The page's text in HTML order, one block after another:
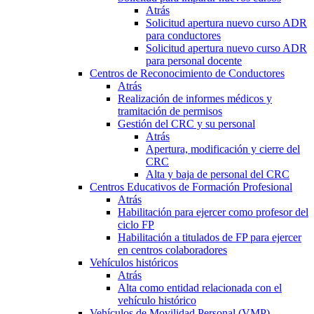
Atrás
Solicitud apertura nuevo curso ADR
para conductores
Solicitud apertura nuevo curso ADR
para personal docente
Centros de Reconocimiento de Conductores
Atrás
Realización de informes médicos y
tramitación de permisos
Gestión del CRC y su personal
Atrás
Apertura, modificación y cierre del
CRC
Alta y baja de personal del CRC
Centros Educativos de Formación Profesional
Atrás
Habilitación para ejercer como profesor del
ciclo FP
Habilitación a titulados de FP para ejercer
en centros colaboradores
Vehículos históricos
Atrás
Alta como entidad relacionada con el
vehículo histórico